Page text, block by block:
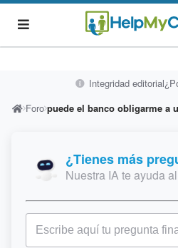
Integridad editorial
Foro
¿Tienes más
Nuestra IA te ayuda